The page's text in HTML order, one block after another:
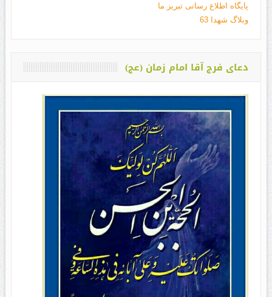
پایگاه اطلاع رسانی تبریز ما
وبلاگ شهدا 63
دعای فرج آقا امام زمان (عج)